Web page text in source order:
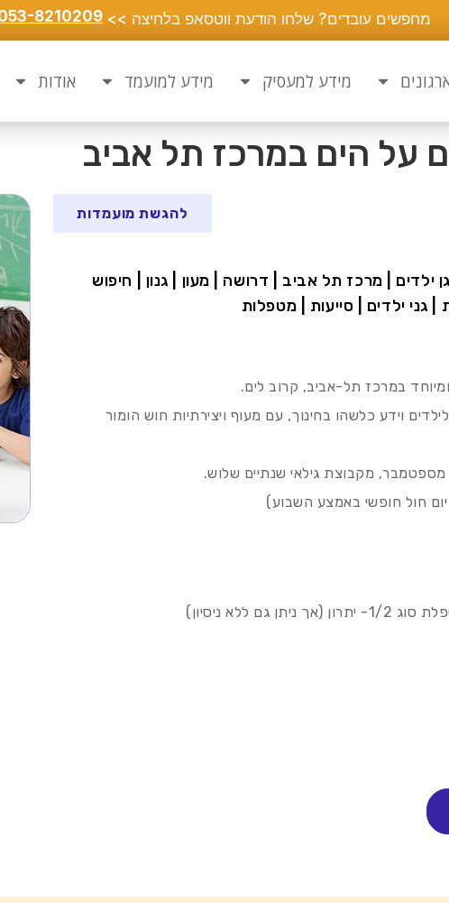
מחפשים עובדים? שלחו הודעת ווטסאפ בלחיצה >> 8210209
מידע למעסיק מידע למועמד אודות
על הים במרכז תל אביב
להגשת מועמדות
| מרכז תל אביב | דרושה | מעון | גנון | חיפוש
| גני ילדים | סייעות | מטפלות
ומיוחד במרכז תל-אביב, קרוב לים.
וידע כלשהו בחינוך, עם מעוף ויצירתיות חוש הומור
מקבוצת גילאי שנתיים שלוש.
ללא ניסיון)